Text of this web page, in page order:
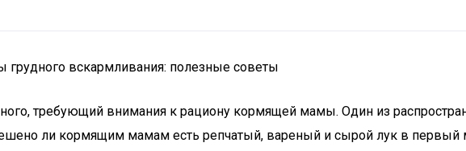
вскармливания: полезные советы
требующий внимания к рациону кормящей мамы. Один из
ли кормящим мамам есть репчатый, вареный и сырой лук в первый